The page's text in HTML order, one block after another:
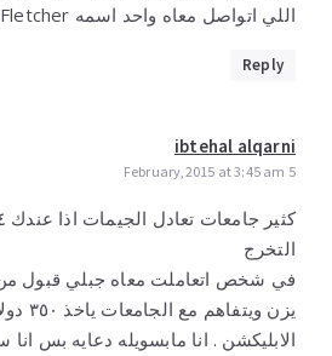
اللي اتواصل معاه واحد اسمه Dave Fletcher
Reply
ibtehal alqarni
5 February,2015 at 3:45 am
التخرج
في شخص اتعاملت معاه جبلي قبول
يزن
الابليكشن . انا مابسويله دعايه بس